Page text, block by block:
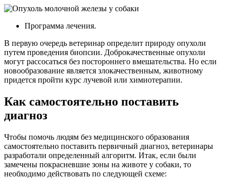
Программа лечения.
В первую очередь ветеринар определит природу опухоли
путем проведения биопсии. Доброкачественные опухоли
могут рассосаться без постороннего вмешательства. Но если
новообразование является злокачественным, животному
придется пройти курс лучевой или химиотерапии.
Как самостоятельно поставить
диагноз
Чтобы помочь людям без медицинского образования
самостоятельно поставить первичный диагноз, ветеринары
разработали определенный алгоритм. Итак, если были
замечены покрасневшие зоны на животе у собаки, то
необходимо действовать по следующей схеме: